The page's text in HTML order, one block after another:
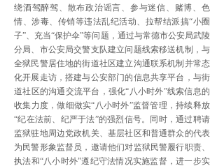
绕酒驾醉驾、散布政治谣言、参与迷信、赌博、色
情、涉毒、传销等违法乱纪活动、拉帮结派搞“小圈
子”、充当“保护伞”等问题，通过与常德市公安局武陵
分局、市公安局交警支队建立问题线索移送机制，与
全狱民警居住地的街道社区建立沟通联系机制并常态
化开展走访，搭建与公安部门的信息共享平台，与街
道社区的沟通交流平台，强化“八小时外”线索信息的
收集力度，做细做实“八小时外”监督管理，持续释放
“纪在法前、纪严于法”的强烈信号。同时，通过聘请
监狱驻地周边党政机关、基层社区和普通群众的代表
为民警形象监督员，邀请他们对监狱民警履行职责、
执法和“八小时外”遵纪守法情况实施监督，进一步实